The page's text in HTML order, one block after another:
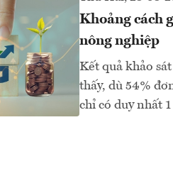
Khoảng cách
nông nghiệp
Kết quả khảo
thấy, dù 54%
chỉ có duy nhất